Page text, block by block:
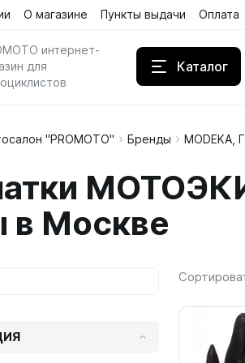
О магазине Пункты выдачи Оплата
интернет-
для
Каталог
"PROMOTO" Бренды MODEKA,
в Москве